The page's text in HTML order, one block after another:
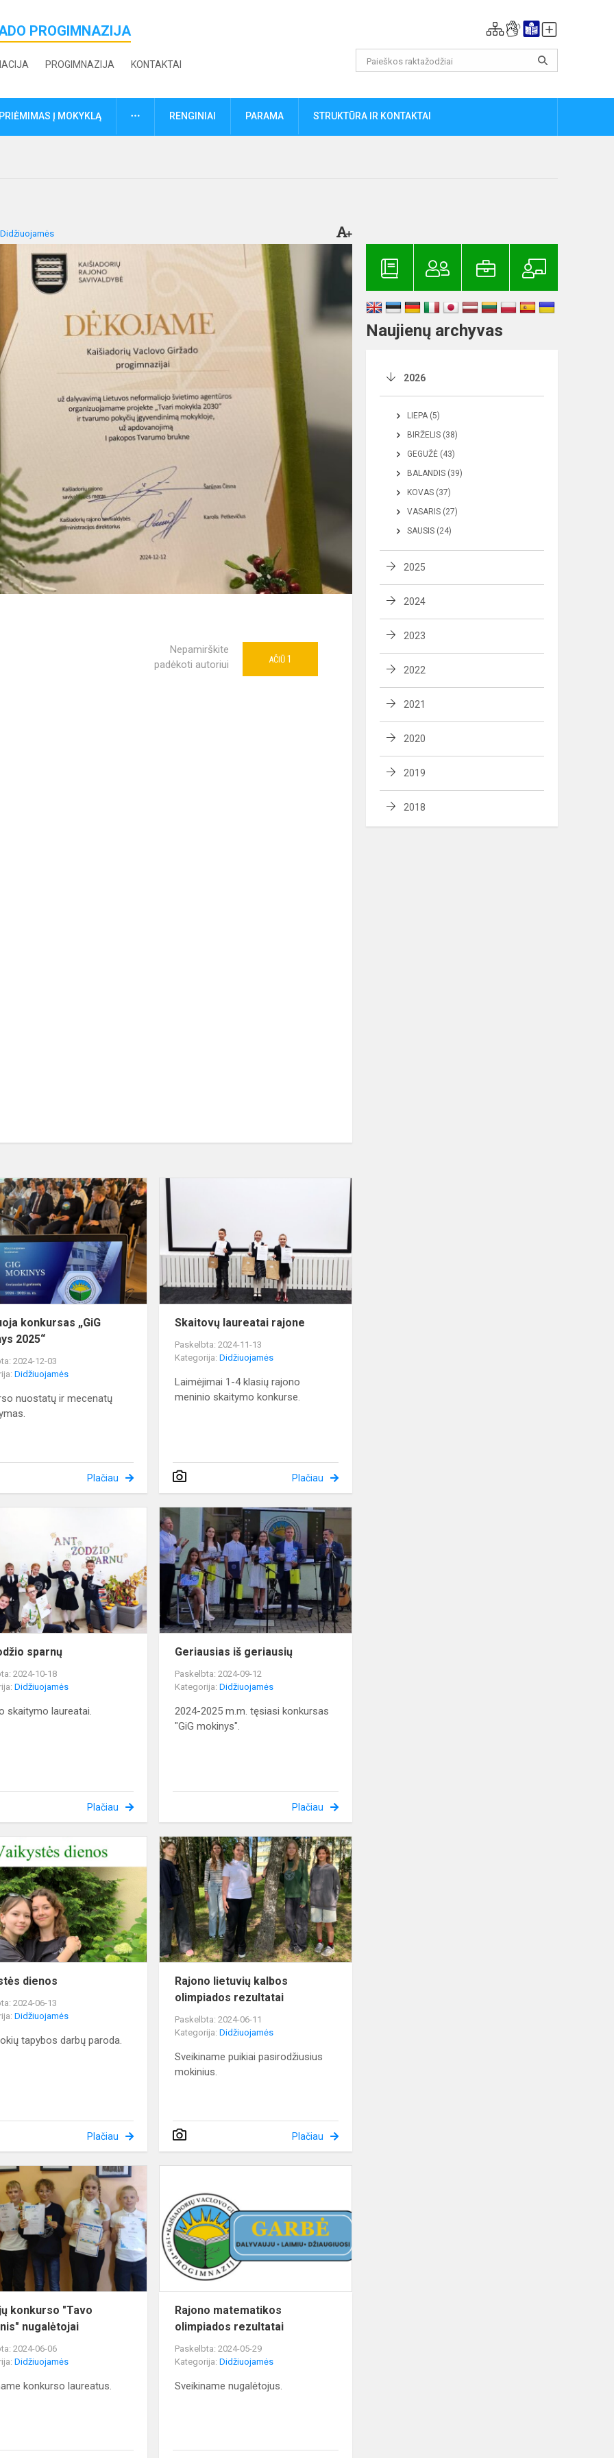
PROGIMNAZIJA
PROGIMNAZIJA KONTAKTAI
PRIĖMIMAS Į MOKYKLĄ DAUGIAURENGINIAI PARAMA STRUKTŪRA IR KONTAKTAI
Didžiuojamės
Nepamirškite
padėkoti autoriui
AČIŪ 1
Startuoja
konkursas
„GiG
mokinys
2025“
konkursas „GiG
2025“
2024-12-03
Didžiuojamės
nuostatų ir mecenatų
Plačiau
Skaitovų laureatai rajone
Paskelbta: 2024-11-13
Kategorija:Didžiuojamės
Laimėjimai 1-4 klasių rajono
meninio skaitymo konkurse.
Plačiau
žodžio
sparnų
sparnų
2024-10-18
Didžiuojamės
skaitymo laureatai.
Plačiau
Geriausias iš geriausių
Paskelbta: 2024-09-12
Kategorija:Didžiuojamės
2024-2025 m.m. tęsiasi konkursas
"GiG mokinys".
Plačiau
Vaikystės
dienos
dienos
2024-06-13
Didžiuojamės
tapybos darbų paroda.
Plačiau
Rajono
lietuvių
kalbos
olimpiados
rezultatai
Rajono lietuvių kalbos
olimpiados rezultatai
Paskelbta: 2024-06-11
Kategorija:Didžiuojamės
Sveikiname puikiai pasirodžiusius
mokinius.
Plačiau
"Tavo
žvilgsnis"
nugalėtojai
konkurso "Tavo
nugalėtojai
2024-06-06
Didžiuojamės
konkurso laureatus.
rezultatai
Rajono matematikos
olimpiados rezultatai
Paskelbta: 2024-05-29
Kategorija:Didžiuojamės
Sveikiname nugalėtojus.
Naujienų archyvas
2026
LIEPA (5)
BIRŽELIS (38)
GEGUŽĖ (43)
BALANDIS (39)
KOVAS (37)
VASARIS (27)
SAUSIS (24)
2025
2024
2023
2022
2021
2020
2019
2018